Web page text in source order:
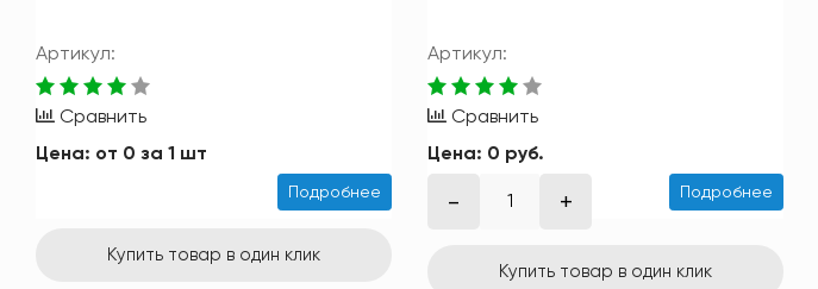
Артикул:
Сравнить
Цена: от 0 за 1 шт
Подробнее
Купить товар в один клик
Артикул:
Сравнить
Цена: 0 руб.
Подробнее
Купить товар в один клик